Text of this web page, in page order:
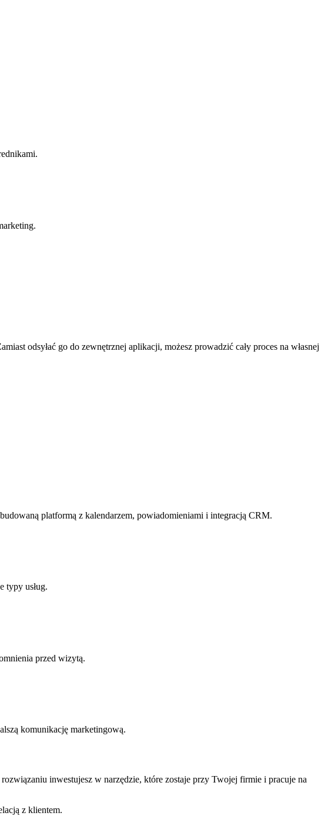
odsyłać go do zewnętrznej aplikacji, możesz prowadzić cały proces na własnej
platformą z kalendarzem, powiadomieniami i integracją CRM.
typy usług.
przed wizytą.
komunikację marketingową.
inwestujesz w narzędzie, które zostaje przy Twojej firmie i pracuje na
z klientem.